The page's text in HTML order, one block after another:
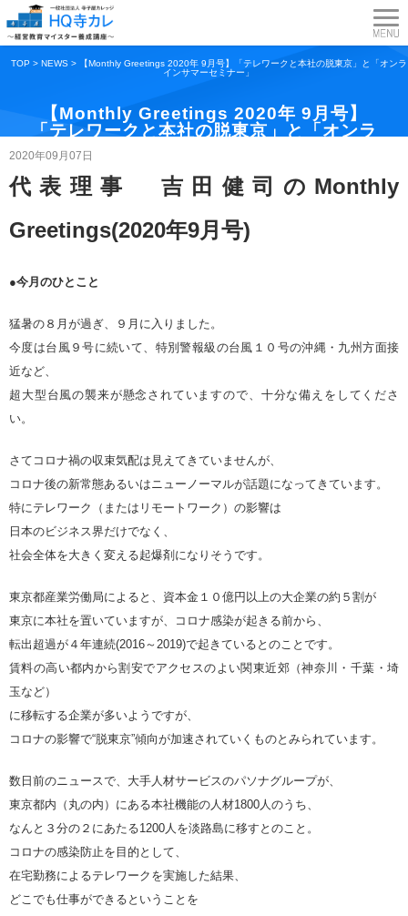
TOP > NEWS>
【Monthly Greetings 2020年 9月号】「テレワークと本社の脱東京」と「オンラ
インサマーセミナー」
【Monthly Greetings 2020年 9月号】
「テレワークと本社の脱東京」と「オンラ
2020年09月07日
代表理事 吉田健司のMonthly
Greetings(2020年9月号)
●今月のひとこと
猛暑の８月が過ぎ、９月に入りました。
今度は台風９号に続いて、特別警報級の台風１０号の沖縄・九州方面接
近など、
超大型台風の襲来が懸念されていますので、十分な備えをしてくださ
い。
さてコロナ禍の収束気配は見えてきていませんが、
コロナ後の新常態あるいはニューノーマルが話題になってきています。
特にテレワーク（またはリモートワーク）の影響は
日本のビジネス界だけでなく、
社会全体を大きく変える起爆剤になりそうです。
東京都産業労働局によると、資本金１０億円以上の大企業の約５割が
東京に本社を置いていますが、コロナ感染が起きる前から、
転出超過が４年連続(2016～2019)で起きているとのことです。
賃料の高い都内から割安でアクセスのよい関東近郊（神奈川・千葉・埼
玉など）
に移転する企業が多いようですが、
コロナの影響で“脱東京”傾向が加速されていくものとみられています。
数日前のニュースで、大手人材サービスのパソナグループが、
東京都内（丸の内）にある本社機能の人材1800人のうち、
なんと３分の２にあたる1200人を淡路島に移すとのこと。
コロナの感染防止を目的として、
在宅勤務によるテレワークを実施した結果、
どこでも仕事ができるということを